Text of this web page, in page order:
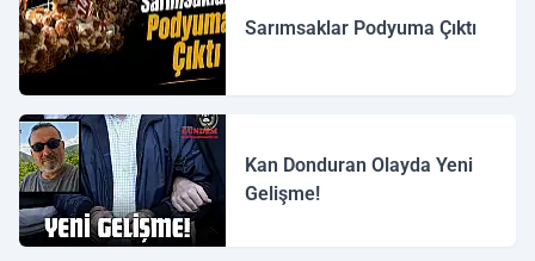
Sarımsaklar Podyuma Çıktı
Kan Donduran Olayda Yeni
Gelişme!